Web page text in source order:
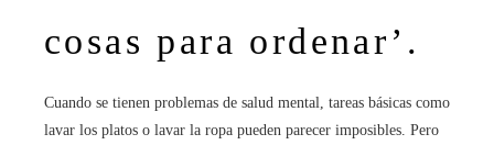
cosas para ordenar’.
Cuando se tienen problemas de salud mental, tareas básicas como
lavar los platos o lavar la ropa pueden parecer imposibles. Pero